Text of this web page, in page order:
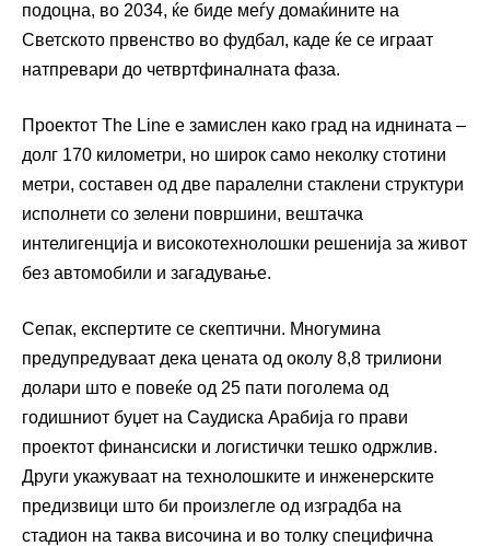
подоцна, во 2034, ќе биде меѓу домаќините на
Светското првенство во фудбал, каде ќе се играат
натпревари до четвртфиналната фаза.
Проектот The Line е замислен како град на иднината –
долг 170 километри, но широк само неколку стотини
метри, составен од две паралелни стаклени структури
исполнети со зелени површини, вештачка
интелигенција и високотехнолошки решенија за живот
без автомобили и загадување.
Сепак, експертите се скептични. Многумина
предупредуваат дека цената од околу 8,8 трилиони
долари што е повеќе од 25 пати поголема од
годишниот буџет на Саудиска Арабија го прави
проектот финансиски и логистички тешко одржлив.
Други укажуваат на технолошките и инженерските
предизвици што би произлегле од изградба на
стадион на таква височина и во толку специфична